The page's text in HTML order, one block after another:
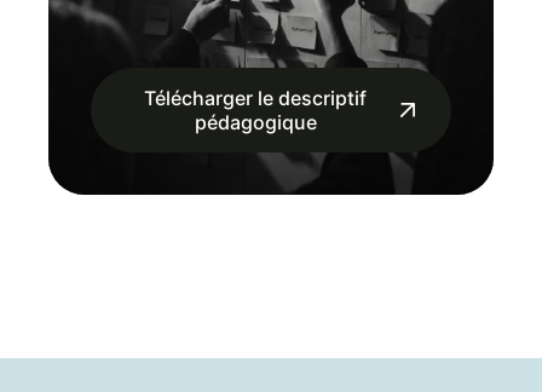
Télécharger le descriptif
pédagogique